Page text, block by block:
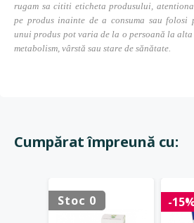
rugam sa cititi eticheta produsului,
pe produs inainte de a consuma sau folosi
unui produs pot varia de la o persoană la
metabolism, vârstă sau stare de sănătate.
Cumpărat împreună cu:
Stoc 0 -